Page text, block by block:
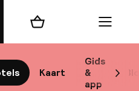
Kaart
Gids
&
app
Winkelmand Menu